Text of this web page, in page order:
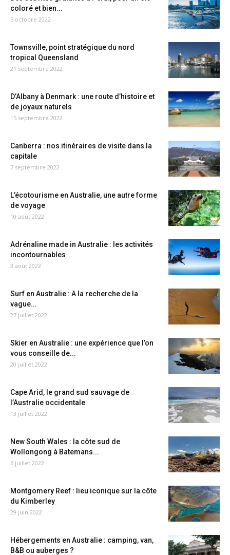
coloré et bien...
5 octobre 2022
Townsville, point stratégique du nord
tropical Queensland
21 septembre 2022
D’Albany à Denmark : une route d’histoire et
de joyaux naturels
15 septembre 2022
Canberra : nos itinéraires de visite dans la
capitale
7 septembre 2022
L’écotourisme en Australie, une autre forme
de voyage
10 août 2022
Adrénaline made in Australie : les activités
incontournables
3 août 2022
Surf en Australie : A la recherche de la
vague...
27 juillet 2022
Skier en Australie : une expérience que l’on
vous conseille de...
20 juillet 2022
Cape Arid, le grand sud sauvage de
l’Australie occidentale
13 juillet 2022
New South Wales : la côte sud de
Wollongong à Batemans...
6 juillet 2022
Montgomery Reef : lieu iconique sur la côte
du Kimberley
29 juin 2022
Hébergements en Australie : camping, van,
B&B ou auberges ?